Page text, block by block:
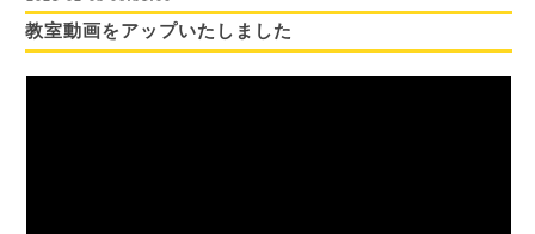
教室動画をアップいたしました